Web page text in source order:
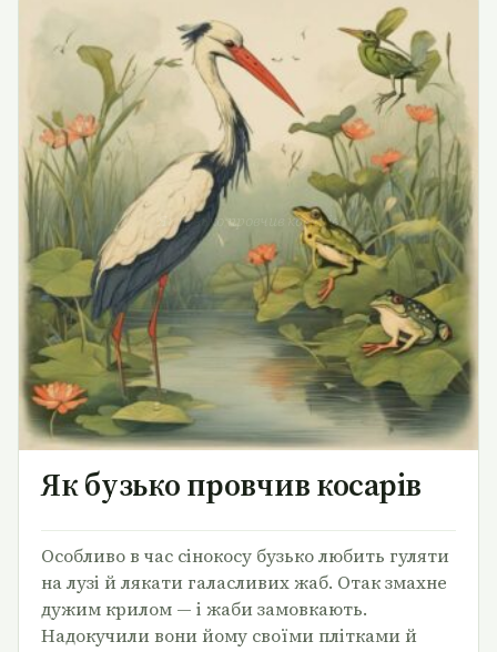
Як бузько провчив косарів
Як бузько провчив косарів
Особливо в час сінокосу бузько любить гуляти
на лузі й лякати галасливих жаб. Отак змахне
дужим крилом — і жаби замовкають.
Надокучили вони йому своїми плітками й